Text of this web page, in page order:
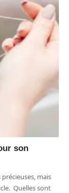
son
mais
Quelles sont